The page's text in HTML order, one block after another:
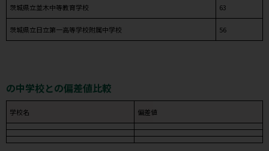
茨城県立並木中等教育学校 63
茨城県立日立第一高等学校附属中学校 56
の中学校との偏差値比較
学校名 偏差値